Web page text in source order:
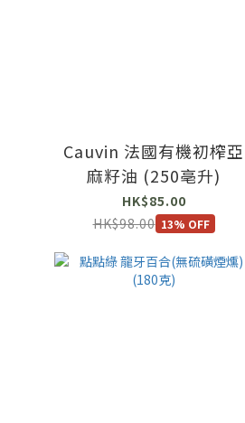
Cauvin 法國有機初榨亞
麻籽油 (250亳升)
HK$85.00
HK$98.00 13% OFF